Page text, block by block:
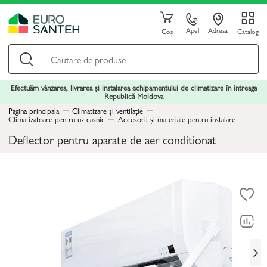
Coș Apel Adresa Catalog
Efectuăm vânzarea, livrarea și instalarea echipamentului de climatizare în întreaga
Republică Moldova
Pagina principala
Climatizare și ventilație
Climatizatoare pentru uz casnic Accesorii și materiale pentru instalare
Deflector pentru aparate de aer conditionat